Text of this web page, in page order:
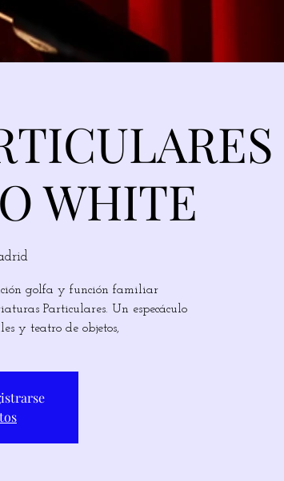
Tricio
WHITE
golfa y función familiar
Particulares. Un especáculo
y teatro de objetos,